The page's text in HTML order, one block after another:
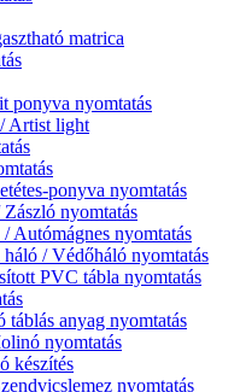
matrica
ponyva nyomtatás
Artist light
ponyva nyomtatás
nyomtatás
Autómágnes nyomtatás
/ Védőháló nyomtatás
PVC tábla nyomtatás
anyag nyomtatás
nyomtatás
készítés
nyomtatás